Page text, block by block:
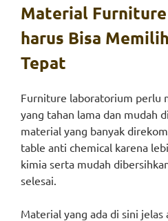
Material
harus Bisa
Tepat
Furniture laboratorium perlu
yang tahan lama dan mudah
material yang banyak
table anti chemical karena
kimia serta mudah
selesai.
Material yang ada di sini